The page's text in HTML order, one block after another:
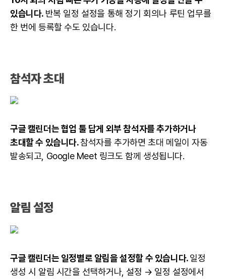
있습니다. 반복 일정 설정을 통해 정기 회의나 루틴 업무를
한 번에 등록할 수도 있습니다.
참석자 초대
구글 캘린더는 협업 툴 답게 외부 참석자를 추가하거나
초대할 수 있습니다.참석자를 추가하면 초대 메일이 자동
발송되고, Google Meet 링크도 함께 생성됩니다.
알림 설정
구글 캘린더는 일정별로 알림을 설정할 수 있습니다.일정
생성 시 알림 시간을 선택하거나, 설정 → 일정 설정에서